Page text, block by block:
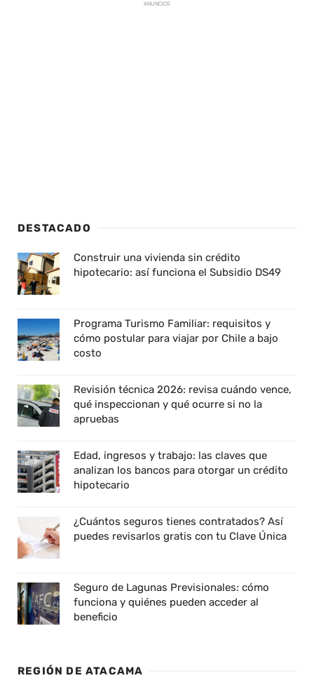
ANUNCIOS
DESTACADO
Construir una vivienda sin crédito
hipotecario: así funciona el Subsidio DS49
Programa Turismo Familiar: requisitos y
cómo postular para viajar por Chile a bajo
costo
Revisión técnica 2026: revisa cuándo vence,
qué inspeccionan y qué ocurre si no la
apruebas
Edad, ingresos y trabajo: las claves que
analizan los bancos para otorgar un crédito
hipotecario
¿Cuántos seguros tienes contratados? Así
puedes revisarlos gratis con tu Clave Única
Seguro de Lagunas Previsionales: cómo
funciona y quiénes pueden acceder al
beneficio
REGIÓN DE ATACAMA